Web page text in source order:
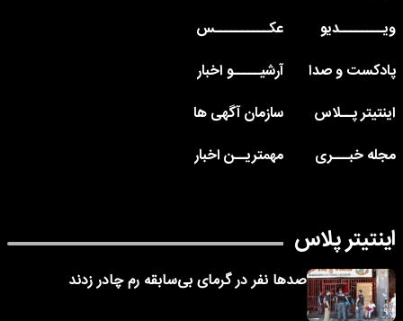
ویــــــــدیو
عکــــــــــس
پادکست و صدا
آرشیـــــو اخبار
اینتیتر پــلاس
سازمان آگهی ها
مجله خبـــری
مهمتریــن اخبار
اینتیتر پلاس
صدها نفر در گرمای بی‌سابقه رم چادر زدند